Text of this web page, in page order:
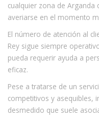
cualquier zona de Arganda
averiarse en el momento
El número de atención al
Rey sigue siempre
pueda requerir ayuda a
eficaz.
Pese a tratarse de un
competitivos y asequibles,
desmedido que suele